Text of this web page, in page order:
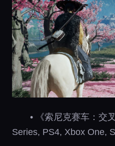
• 《索尼克赛车：交
Series, PS4, Xbox One,